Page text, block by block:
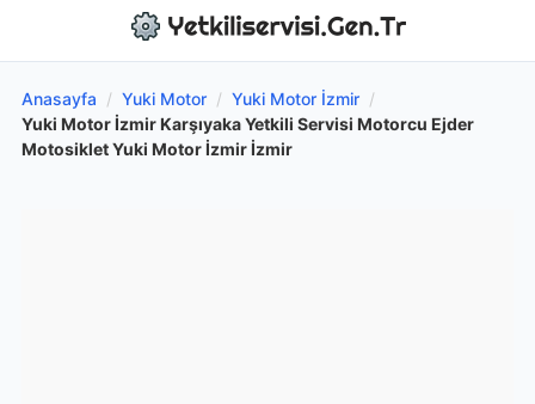
Anasayfa / Yuki Motor / Yuki Motor İzmir /
Yuki Motor İzmir Karşıyaka Yetkili Servisi Motorcu Ejder
Motosiklet Yuki Motor İzmir İzmir